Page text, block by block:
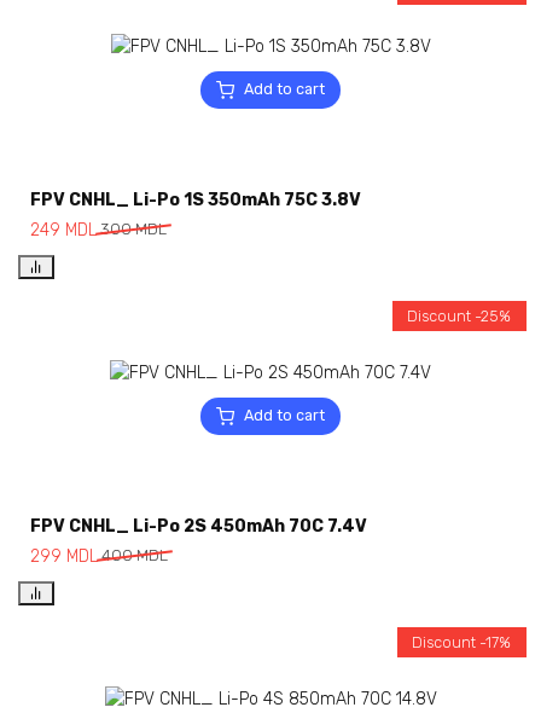
Add to cart
FPV CNHL_ Li-Po 1S 350mAh 75C 3.8V
300MDL
249 MDL
Add to cart
Discount -25%
FPV CNHL_ Li-Po 2S 450mAh 70C 7.4V
400MDL
299 MDL
Discount -17%